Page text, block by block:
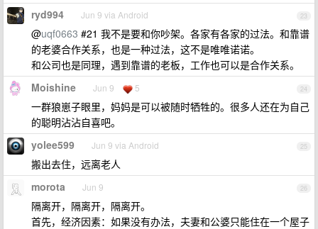
23
ryd994 Jun 9 via Android
@uqf0663 #21 我不是要和你吵架。各家有各家的过法。和靠谱
的老婆合作关系，也是一种过法，这不是唯唯诺诺。
和公司也是同理，遇到靠谱的老板，工作也可以是合作关系。
24
Moishine Jun 9 5
一群狼崽子眼里，妈妈是可以被随时牺牲的。很多人还在为自己
的聪明沾沾自喜吧。
25
yolee599 Jun 9 via Android
搬出去住，远离老人
26
morota Jun 9
隔离开，隔离开，隔离开。
首先，经济因素：如果没有办法，夫妻和公婆只能住在一个屋子